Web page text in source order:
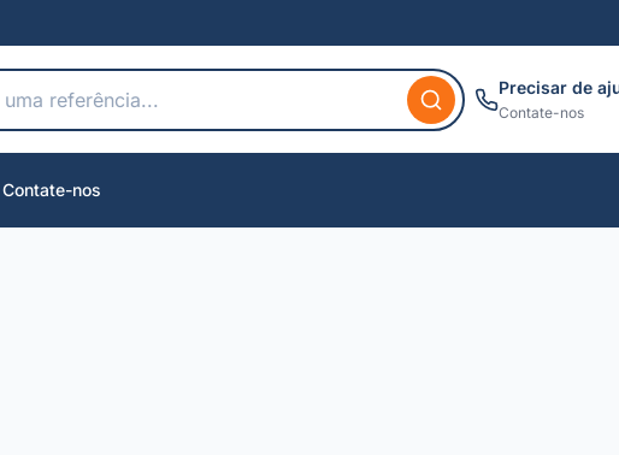
Precisar de
Contate-nos
Contate-nos